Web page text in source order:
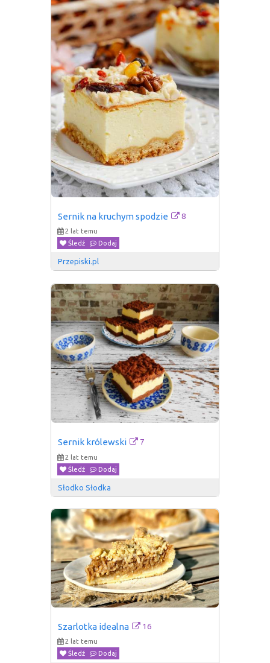
Sernik na kruchym spodzie 8
2 lat temu
Śledź
Dodaj
Przepiski.pl
Sernik królewski 7
2 lat temu
Śledź
Dodaj
Słodko Słodka
Szarlotka idealna 16
2 lat temu
Śledź
Dodaj